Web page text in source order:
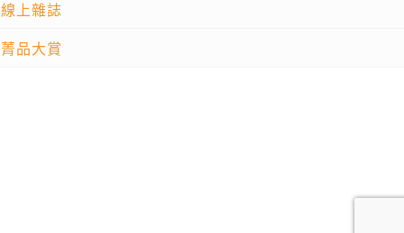
線上雜誌
菁品大賞